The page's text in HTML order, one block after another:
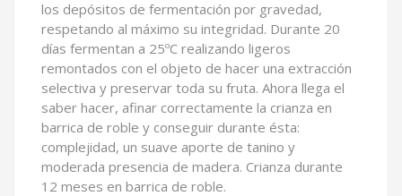
los depósitos de fermentación por gravedad,
respetando al máximo su integridad. Durante 20
días fermentan a 25ºC realizando ligeros
remontados con el objeto de hacer una extracción
selectiva y preservar toda su fruta. Ahora llega el
saber hacer, afinar correctamente la crianza en
barrica de roble y conseguir durante ésta:
complejidad, un suave aporte de tanino y
moderada presencia de madera. Crianza durante
12 meses en barrica de roble.